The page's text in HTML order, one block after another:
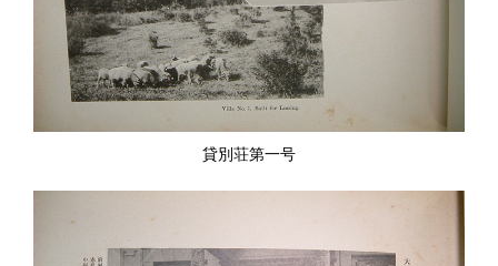
貸別荘第一号